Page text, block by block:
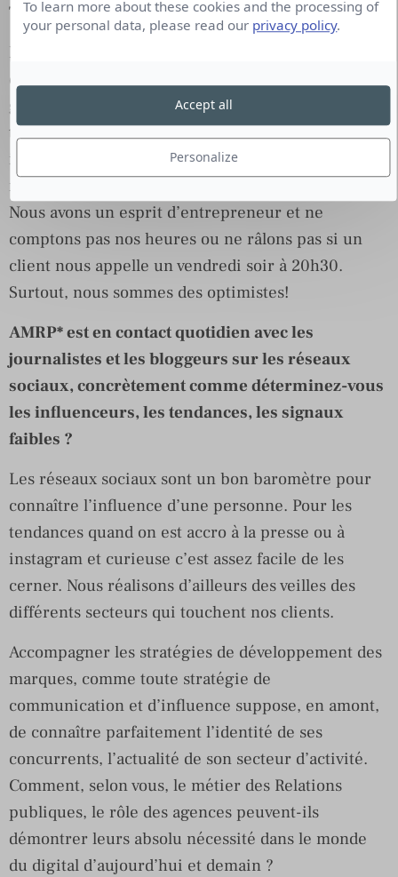
Team !
Nous sommes une équipe multiculturelle dans l’air
du temps! Margaux est brésilienne mais elle a
grandi en Afrique du sud, Lucie une vraie globe
trotteuse tout comme moi qui suis fiancée avec un
irlandais… Nous bloggons, sommes accros aux
magazines, à l’affût des tendances et passionnés.
Nous avons un esprit d’entrepreneur et ne
comptons pas nos heures ou ne râlons pas si un
client nous appelle un vendredi soir à 20h30.
Surtout, nous sommes des optimistes!
AMRP* est en contact quotidien avec les
journalistes et les bloggeurs sur les réseaux
sociaux, concrètement comme déterminez-vous
les influenceurs, les tendances, les signaux
faibles ?
Les réseaux sociaux sont un bon baromètre pour
connaître l’influence d’une personne. Pour les
tendances quand on est accro à la presse ou à
instagram et curieuse c’est assez facile de les
cerner. Nous réalisons d’ailleurs des veilles des
différents secteurs qui touchent nos clients.
Accompagner les stratégies de développement des
marques, comme toute stratégie de
communication et d’influence suppose, en amont,
de connaître parfaitement l’identité de ses
concurrents, l’actualité de son secteur d’activité.
Comment, selon vous, le métier des Relations
publiques, le rôle des agences peuvent-ils
démontrer leurs absolu nécessité dans le monde
du digital d’aujourd’hui et demain ?
To learn more about these cookies and the processing of
your personal data, please read our privacy policy.
Personalize
Accept all